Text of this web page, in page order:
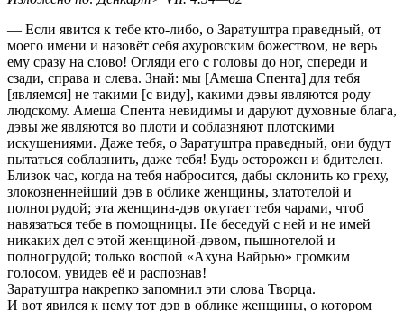
— Если явится к тебе кто-либо, о Заратуштра праведный, от
моего имени и назовёт себя ахуровским божеством, не верь
ему сразу на слово! Огляди его с головы до ног, спереди и
сзади, справа и слева. Знай: мы [Амеша Спента] для тебя
[являемся] не такими [с виду], какими дэвы являются роду
людскому. Амеша Спента невидимы и даруют духовные блага,
дэвы же являются во плоти и соблазняют плотскими
искушениями. Даже тебя, о Заратуштра праведный, они будут
пытаться соблазнить, даже тебя! Будь осторожен и бдителен.
Близок час, когда на тебя набросится, дабы склонить ко греху,
злокозненнейший дэв в облике женщины, златотелой и
полногрудой; эта женщина-дэв окутает тебя чарами, чтоб
навязаться тебе в помощницы. Не беседуй с ней и не имей
никаких дел с этой женщиной-дэвом, пышнотелой и
полногрудой; только воспой «Ахуна Вайрью» громким
голосом, увидев её и распознав!
Заратуштра накрепко запомнил эти слова Творца.
И вот явился к нему тот дэв в облике женщины, о котором